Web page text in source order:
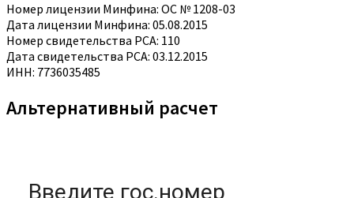
Номер лицензии Минфина: ОС № 1208-03
Дата лицензии Минфина: 05.08.2015
Номер свидетельства РСА: 110
Дата свидетельства РСА: 03.12.2015
ИНН: 7736035485
Альтернативный расчет